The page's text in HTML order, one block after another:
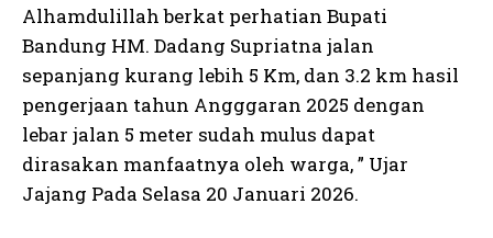
Alhamdulillah berkat perhatian Bupati
Bandung HM. Dadang Supriatna jalan
sepanjang kurang lebih 5 Km, dan 3.2 km hasil
pengerjaan tahun Angggaran 2025 dengan
lebar jalan 5 meter sudah mulus dapat
dirasakan manfaatnya oleh warga, ” Ujar
Jajang Pada Selasa 20 Januari 2026.